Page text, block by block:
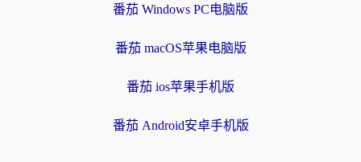
番茄 Windows PC电脑版
番茄 macOS苹果电脑版
番茄 ios苹果手机版
番茄 Android安卓手机版